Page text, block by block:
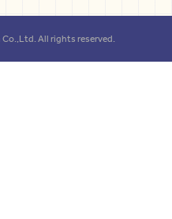
All rights reserved.